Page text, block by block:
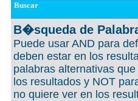
Buscar
B�squeda de
Puede usar AND para
deben estar en los
palabras alternativas
los resultados y NOT
no quiere ver en los